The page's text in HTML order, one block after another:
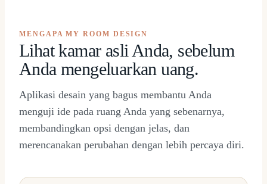
MENGAPA MY ROOM DESIGN
Lihat kamar asli Anda, sebelum
Anda mengeluarkan uang.
Aplikasi desain yang bagus membantu Anda
menguji ide pada ruang Anda yang sebenarnya,
membandingkan opsi dengan jelas, dan
merencanakan perubahan dengan lebih percaya diri.